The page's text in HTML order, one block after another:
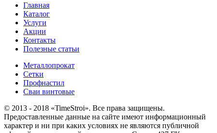
Главная
Каталог
Услуги
Акции
Контакты
Полезные статьи
Металлопрокат
Сетки
Профнастил
Сваи винтовые
© 2013 - 2018 «TimeStroi». Все права защищены.
Предоставленные данные на сайте имеют информационный
характер и ни при каких условиях не являются публичной